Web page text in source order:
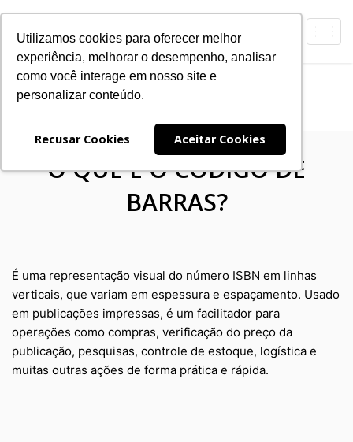
Utilizamos cookies para oferecer melhor
experiência, melhorar o desempenho, analisar
como você interage em nosso site e
personalizar conteúdo.
Recusar Cookies Aceitar Cookies
Código de Barras
Navegação
O QUE É O CÓDIGO DE
BARRAS?
É uma representação visual do número ISBN em linhas
verticais, que variam em espessura e espaçamento. Usado
em publicações impressas, é um facilitador para
operações como compras, verificação do preço da
publicação, pesquisas, controle de estoque, logística e
muitas outras ações de forma prática e rápida.